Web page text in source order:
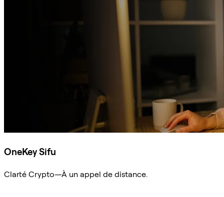
OneKey Sifu
Clarté Crypto—À un appel de distance.